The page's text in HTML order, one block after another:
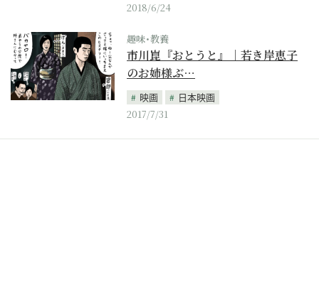
2018/6/24
趣味･教養
市川崑『おとうと』｜若き岸恵子
のお姉様ぶ…
映画
日本映画
2017/7/31